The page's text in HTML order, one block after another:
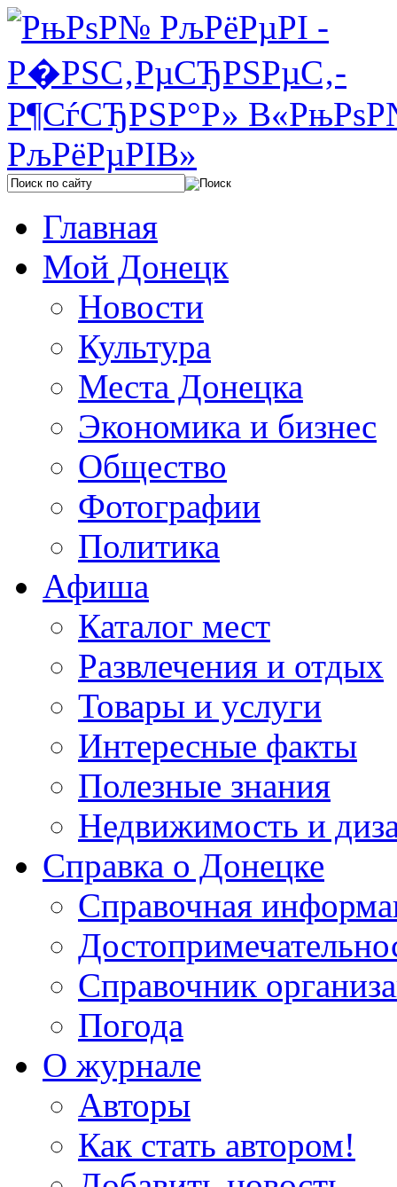
Главная
Мой Донецк
Новости
Культура
Места Донецка
Экономика и бизнес
Общество
Фотографии
Политика
Афиша
Каталог мест
Развлечения и отдых
Товары и услуги
Интересные факты
Полезные знания
Недвижимость и
Справка о Донецке
Справочная
Справочник
Погода
О журнале
Авторы
Как стать автором!